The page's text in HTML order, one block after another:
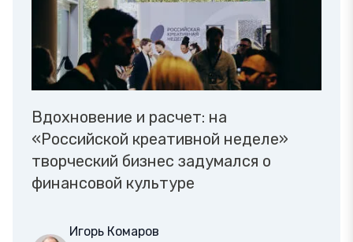
Вдохновение и расчет: на
«Российской креативной неделе»
творческий бизнес задумался о
финансовой культуре
Игорь Комаров